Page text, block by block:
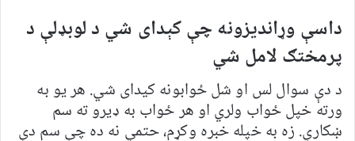
داسې وړاندیزونه چې کېدای شي د لوبډلې د
پرمختګ لامل شي
د دې سوال لس او شل ځوابونه کیدای شي. هر یو به
ورته خپل ځواب ولري او هر ځواب به ډیرو ته سم
ښکاري. زه به خپله خبره وکړم، حتمي نه ده چې سم دې